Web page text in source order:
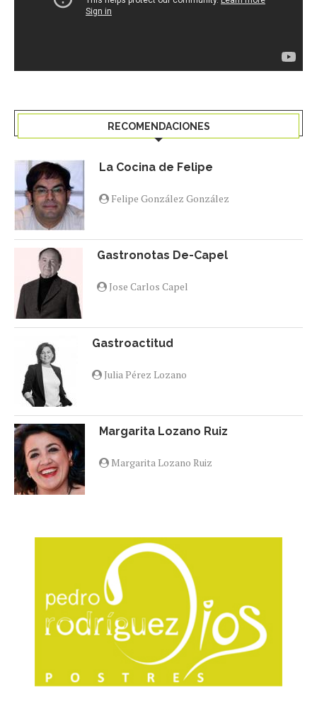
RECOMENDACIONES
La Cocina de Felipe
Felipe González González
Gastronotas De-Capel
Jose Carlos Capel
Gastroactitud
Julia Pérez Lozano
Margarita Lozano Ruiz
Margarita Lozano Ruiz